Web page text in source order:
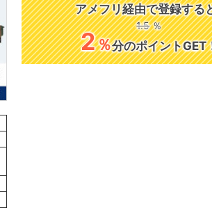
アメフリ経由で登録する
1.5 ％
2％分のポイントGET